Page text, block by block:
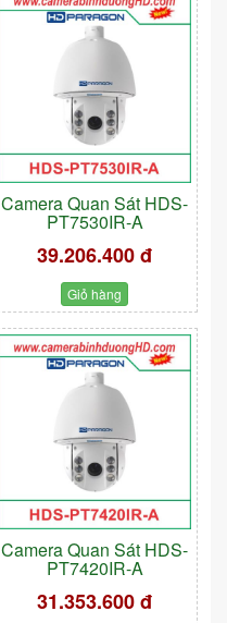
Camera Quan Sát HDS-
PT7530IR-A
39.206.400 đ
Giỏ hàng
Camera Quan Sát HDS-
PT7420IR-A
31.353.600 đ